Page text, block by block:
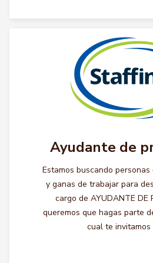
Ayudante de
Estamos buscando
y ganas de trabajar para
cargo de AYUDANTE DE
queremos que hagas parte
cual te invitamos